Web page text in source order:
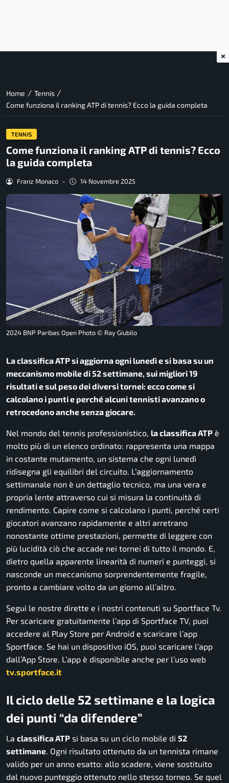
Home / Tennis /
Come funziona il ranking ATP di tennis? Ecco la guida completa
TENNIS
Come funziona il ranking ATP di tennis? Ecco
la guida completa
Franz Monaco - 14 Novembre 2025
2024 BNP Paribas Open Photo © Ray Giubilo
La classifica ATP si aggiorna ogni lunedì e si basa su un
meccanismo mobile di 52 settimane, sui migliori 19
risultati e sul peso dei diversi tornei: ecco come si
calcolano i punti e perché alcuni tennisti avanzano o
retrocedono anche senza giocare.
Nel mondo del tennis professionistico, la classifica ATP è
molto più di un elenco ordinato: rappresenta una mappa
in costante mutamento, un sistema che ogni lunedì
ridisegna gli equilibri del circuito. L’aggiornamento
settimanale non è un dettaglio tecnico, ma una vera e
propria lente attraverso cui si misura la continuità di
rendimento. Capire come si calcolano i punti, perché certi
giocatori avanzano rapidamente e altri arretrano
nonostante ottime prestazioni, permette di leggere con
più lucidità ciò che accade nei tornei di tutto il mondo. E,
dietro quella apparente linearità di numeri e punteggi, si
nasconde un meccanismo sorprendentemente fragile,
pronto a cambiare volto da un giorno all’altro.
Segui le nostre dirette e i nostri contenuti su Sportface Tv.
Per scaricare gratuitamente l’app di Sportface TV, puoi
accedere al Play Store per Android e scaricare l’app
Sportface. Se hai un dispositivo iOS, puoi scaricare l’app
dall’App Store. L’app è disponibile anche per l’uso web
tv.sportface.it
Il ciclo delle 52 settimane e la logica
dei punti “da difendere”
La classifica ATP si basa su un ciclo mobile di 52
settimane. Ogni risultato ottenuto da un tennista rimane
valido per un anno esatto: allo scadere, viene sostituito
dal nuovo punteggio ottenuto nello stesso torneo. Se quel
×